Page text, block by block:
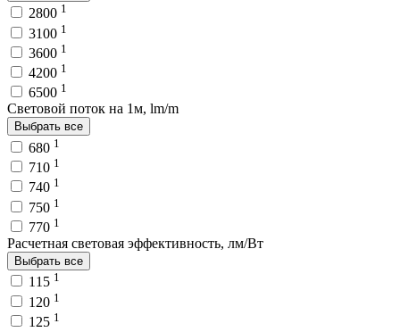
2800 1
3100 1
3600 1
4200 1
6500 1
Световой поток на 1м, lm/m
Выбрать все
680 1
710 1
740 1
750 1
770 1
Расчетная световая эффективность, лм/Вт
Выбрать все
115 1
120 1
125 1